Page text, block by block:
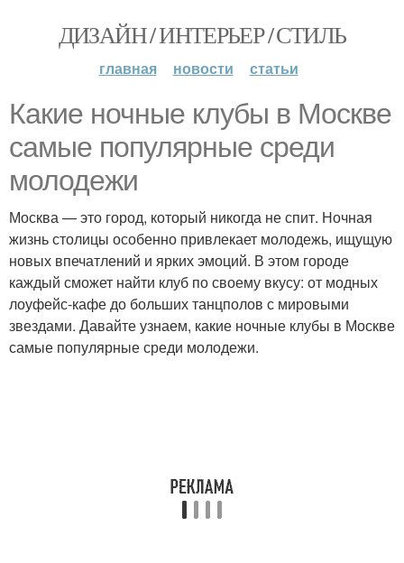
ДИЗАЙН / ИНТЕРЬЕР / СТИЛЬ
главная новости статьи
Какие ночные клубы в Москве
самые популярные среди
молодежи
Москва — это город, который никогда не спит. Ночная
жизнь столицы особенно привлекает молодежь, ищущую
новых впечатлений и ярких эмоций. В этом городе
каждый сможет найти клуб по своему вкусу: от модных
лоуфейс-кафе до больших танцполов с мировыми
звездами. Давайте узнаем, какие ночные клубы в Москве
самые популярные среди молодежи.